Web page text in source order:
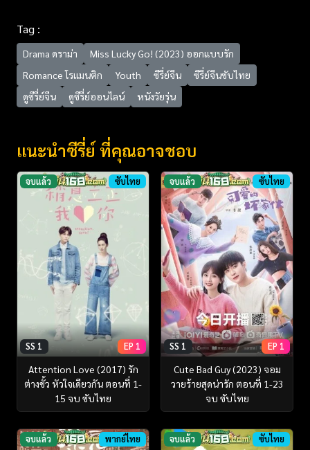
Tag :
Drama ดราม่า
Miss Lucky Go! (2023) ออกแบบรัก
Romance โรแมนติก
Youth ซีรี่ย์จีน
ซีรี่ย์จีนซับไทย
ดูซีรี่ย์จีน
ดูซีรี่ย์ออนไลน์ หนังวัยรุ่น
แนะนำซีรี่ย์ ที่คุณอาจชอบ
จบแล้ว ซับไทย
SS 1 EP 1
Attention Love (2017) รัก
ต่างขั้ว หัวใจเดียวกัน ตอนที่ 1-
15 จบ ซับไทย
จบแล้ว ซับไทย
SS 1 EP 1
Cute Bad Guy (2023) จอม
วายร้ายสุดน่ารัก ตอนที่ 1-23
จบ ซับไทย
จบแล้ว พากย์ไทย จบแล้ว ซับไทย